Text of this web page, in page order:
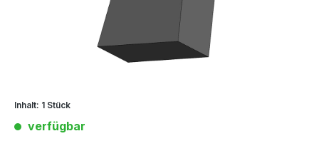
Inhalt: 1 Stück
verfügbar